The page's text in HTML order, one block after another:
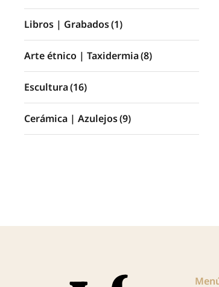
Libros | Grabados(1)
Arte étnico | Taxidermia(8)
Escultura(16)
Cerámica | Azulejos(9)